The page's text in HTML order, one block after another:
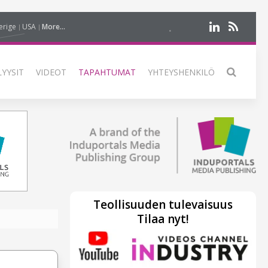
USA More...
VIDEOT TAPAHTUMAT YHTEYSHENKILÖ
Teollisuuden tulevaisuus
Tilaa nyt!